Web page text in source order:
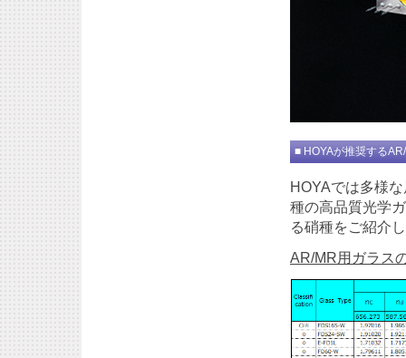
■ HOYAが推奨する
HOYAでは多様
種の高品質光学
る硝種をご紹介
AR/MR用ガラス